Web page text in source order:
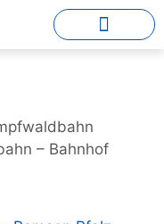
– Bahnhof